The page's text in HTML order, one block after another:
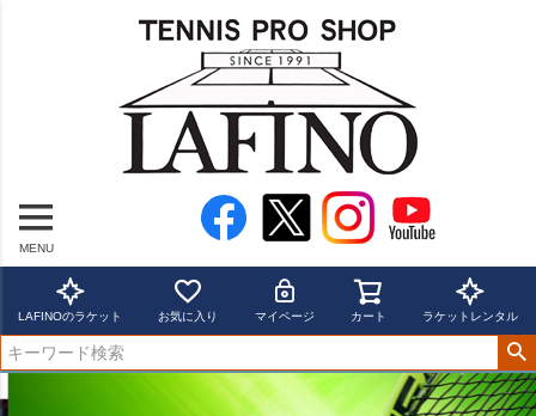
MENU
LAFINOのラケット お気に入り マイページ カート ラケットレンタル